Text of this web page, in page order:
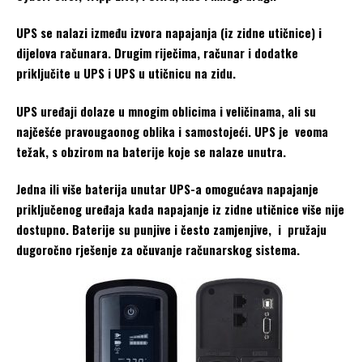
UPS se nalazi između izvora napajanja (iz zidne utičnice) i
dijelova računara. Drugim riječima, računar i dodatke
priključite u UPS i UPS u utičnicu na zidu.
UPS uređaji dolaze u mnogim oblicima i veličinama, ali su
najčešće pravougaonog oblika i samostojeći. UPS je veoma
težak, s obzirom na baterije koje se nalaze unutra.
Jedna ili više baterija unutar UPS-a omogućava napajanje
priključenog uređaja kada napajanje iz zidne utičnice više nije
dostupno. Baterije su punjive i često zamjenjive, i pružaju
dugoročno rješenje za očuvanje računarskog sistema.